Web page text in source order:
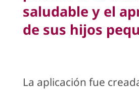
saludable y el
de sus hijos
La aplicación fue